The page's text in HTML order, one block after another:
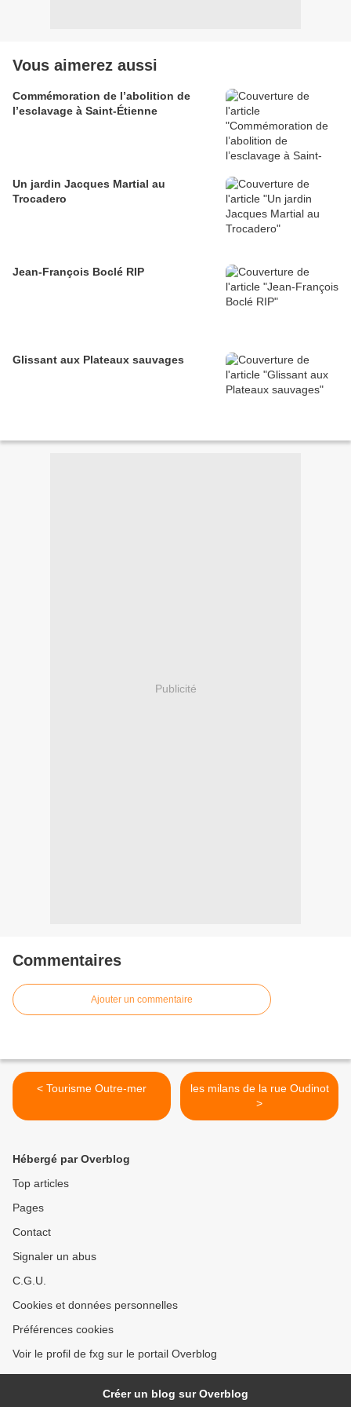
Vous aimerez aussi
Commémoration de l’abolition de
l’esclavage à Saint-Étienne
Un jardin Jacques Martial au
Trocadero
Jean-François Boclé RIP
Glissant aux Plateaux sauvages
Publicité
Commentaires
Ajouter un commentaire
< Tourisme Outre-mer
les milans de la rue Oudinot
>
Hébergé par Overblog
Top articles
Pages
Contact
Signaler un abus
C.G.U.
Cookies et données personnelles
Préférences cookies
Voir le profil de fxg sur le portail Overblog
Créer un blog sur Overblog